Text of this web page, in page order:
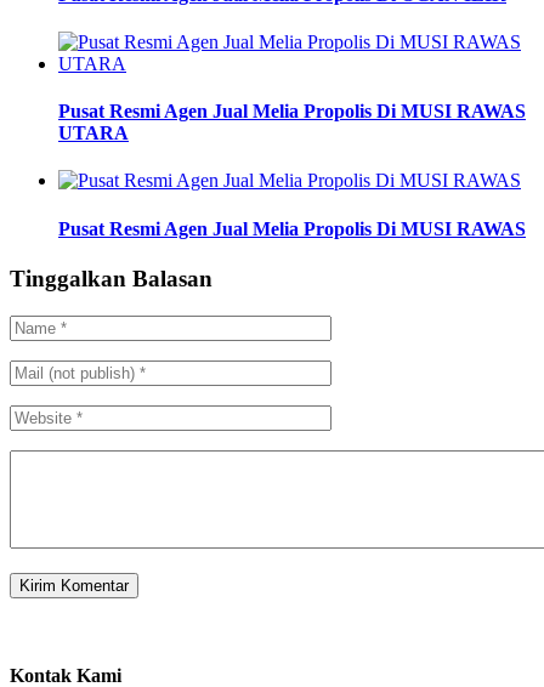
Pusat Resmi Agen Jual Melia Propolis Di MUSI RAWAS
UTARA
Pusat Resmi Agen Jual Melia Propolis Di MUSI RAWAS
Tinggalkan Balasan
Kontak Kami